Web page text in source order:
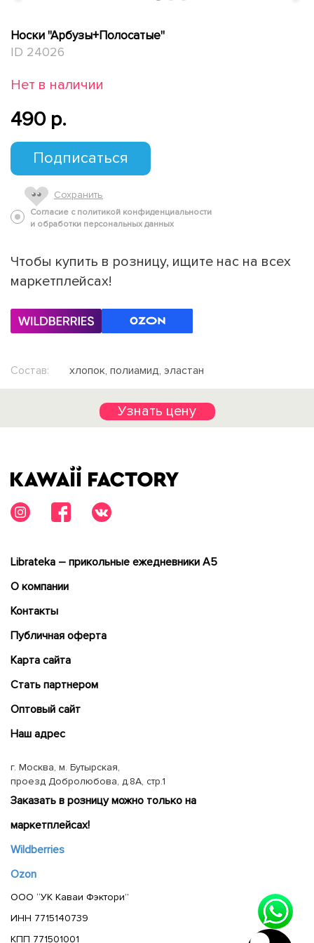
Носки "Арбузы+Полосатые"
ID 24026
Нет в наличии
490 p.
Подписаться
Сохранить
Согласие с политикой конфиденциальности
и обработки персональных данных
Чтобы купить в розницу, ищите нас на всех
маркетплейсах!
Состав: хлопок, полиамид, эластан
Узнать цену
Librateka – прикольные ежедневники А5
О компании
Контакты
Публичная оферта
Карта сайта
Cтать партнером
Оптовый сайт
Наш адрес
г. Москва, м. Бутырская,
проезд Добролюбова, д.8А, стр.1
Заказать в розницу можно только на
маркетплейсах!
Wildberries
Ozon
ООО “УК Каваи Фэктори”
ИНН 7715140739
КПП 771501001